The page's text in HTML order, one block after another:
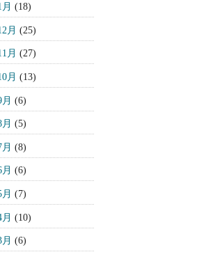
(18)
月 (25)
月 (27)
月 (13)
(6)
(5)
(8)
(6)
(7)
(10)
(6)